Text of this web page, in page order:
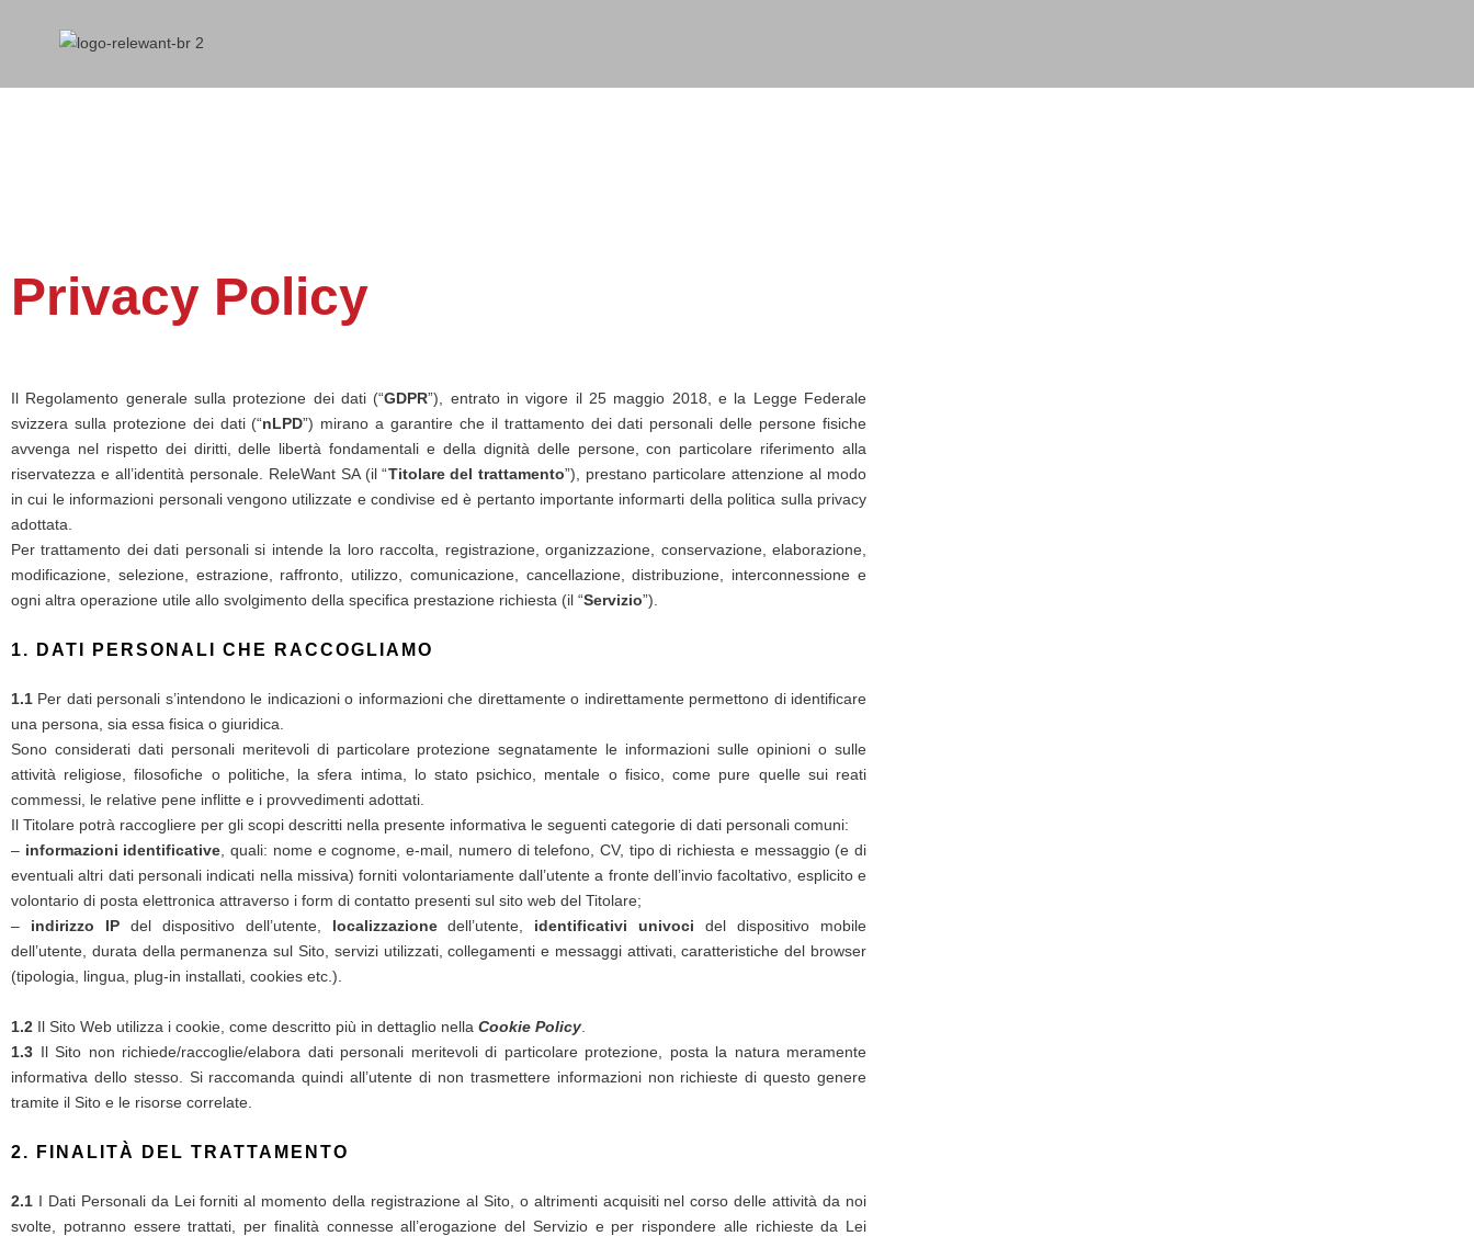
Privacy Policy
Il Regolamento generale sulla protezione dei dati (“GDPR”), entrato in vigore il 25 maggio 2018, e la Legge Federale
svizzera sulla protezione dei dati (“nLPD”) mirano a garantire che il trattamento dei dati personali delle persone fisiche
avvenga nel rispetto dei diritti, delle libertà fondamentali e della dignità delle persone, con particolare riferimento alla
riservatezza e all’identità personale. ReleWant SA (il “Titolare del trattamento”), prestano particolare attenzione al modo
in cui le informazioni personali vengono utilizzate e condivise ed è pertanto importante informarti della politica sulla privacy
adottata.
Per trattamento dei dati personali si intende la loro raccolta, registrazione, organizzazione, conservazione, elaborazione,
modificazione, selezione, estrazione, raffronto, utilizzo, comunicazione, cancellazione, distribuzione, interconnessione e
ogni altra operazione utile allo svolgimento della specifica prestazione richiesta (il “Servizio”).
1. DATI PERSONALI CHE RACCOGLIAMO
1.1 Per dati personali s’intendono le indicazioni o informazioni che direttamente o indirettamente permettono di identificare
una persona, sia essa fisica o giuridica.
Sono considerati dati personali meritevoli di particolare protezione segnatamente le informazioni sulle opinioni o sulle
attività religiose, filosofiche o politiche, la sfera intima, lo stato psichico, mentale o fisico, come pure quelle sui reati
commessi, le relative pene inflitte e i provvedimenti adottati.
Il Titolare potrà raccogliere per gli scopi descritti nella presente informativa le seguenti categorie di dati personali comuni:
– informazioni identificative , quali: nome e cognome, e-mail, numero di telefono, CV, tipo di richiesta e messaggio (e di
eventuali altri dati personali indicati nella missiva) forniti volontariamente dall’utente a fronte dell’invio facoltativo, esplicito e
volontario di posta elettronica attraverso i form di contatto presenti sul sito web del Titolare;
– indirizzo IPdel dispositivo dell’utente, localizzazionedell’utente, identificativi univoci del dispositivo mobile
dell’utente, durata della permanenza sul Sito, servizi utilizzati, collegamenti e messaggi attivati, caratteristiche del browser
(tipologia, lingua, plug-in installati, cookies etc.).
1.2 Il Sito Web utilizza i cookie, come descritto più in dettaglio nella Cookie Policy
1.3 Il Sito non richiede/raccoglie/elabora dati personali meritevoli di particolare protezione, posta la natura meramente
informativa dello stesso. Si raccomanda quindi all’utente di non trasmettere informazioni non richieste di questo genere
tramite il Sito e le risorse correlate.
2. FINALITÀ DEL TRATTAMENTO
2.1 I Dati Personali da Lei forniti al momento della registrazione al Sito, o altrimenti acquisiti nel corso delle attività da noi
svolte, potranno essere trattati, per finalità connesse all’erogazione del Servizio e per rispondere alle richieste da Lei